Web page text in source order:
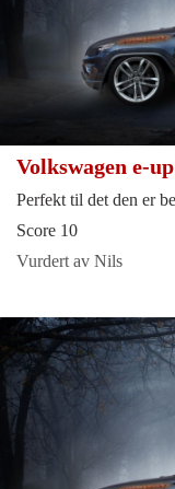
Volkswagen e-
Perfekt til det den er
Score 10
Vurdert av Nils